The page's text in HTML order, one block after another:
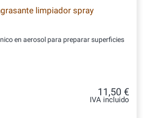
limpiador spray
en aerosol para preparar superficies
11,50 €
IVA incluido